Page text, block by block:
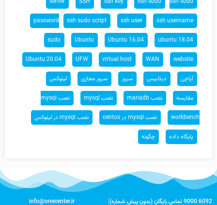
password ssh sudo script ssh user ssh username
sudo Ubuntu Ubuntu 16.04 ubuntu 18.04
Ubuntu 20.04 UFW virtual host WAN website
آپاچی دیتابیس سرور سرور مجازی لینوکس
مقایسه نصب mariadb نصب mysql نصب mysql
workbench نصب mysql در centos نصب mysql در لینوکس
پایگاه داده چگونه
6092 9000 تماس رایگان (بدون پیش شماره) info@onecenter.ir